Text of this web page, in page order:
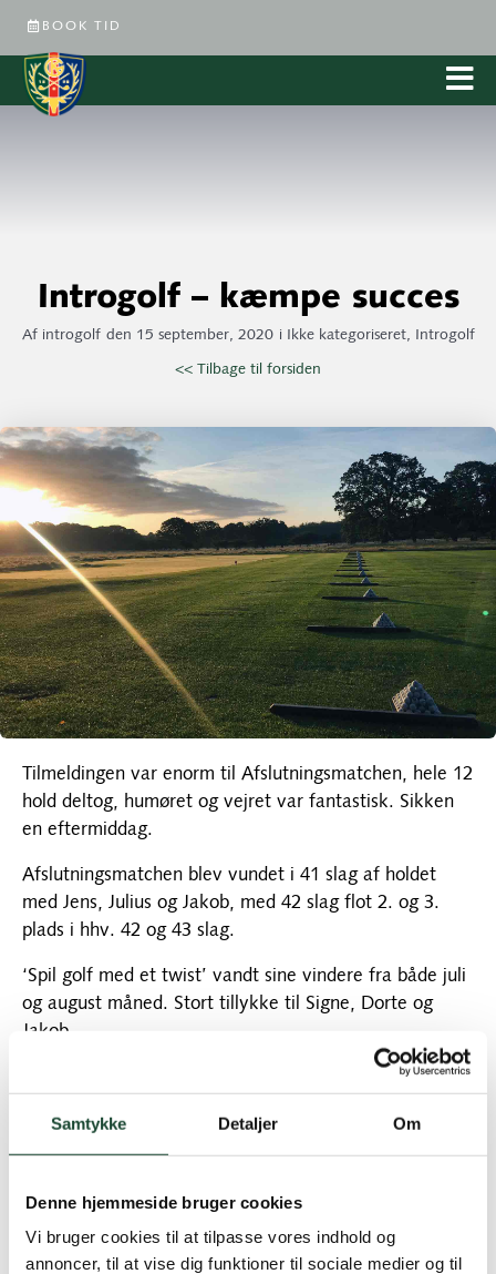
Samtykke Detaljer Om
Denne hjemmeside bruger cookies
Vi bruger cookies til at tilpasse vores indhold og
annoncer, til at vise dig funktioner til sociale medier og til
BOOK TID
Introgolf – kæmpe succes
Afintrogolf den 15 september, 2020 i Ikke kategoriseret, Introgolf
<< Tilbage til forsiden
Tilmeldingen var enorm til Afslutningsmatchen, hele 12
hold deltog, humøret og vejret var fantastisk. Sikken
en eftermiddag.
Afslutningsmatchen blev vundet i 41 slag af holdet
med Jens, Julius og Jakob, med 42 slag flot 2. og 3.
plads i hhv. 42 og 43 slag.
‘Spil golf med et twist’ vandt sine vindere fra både juli
og august måned. Stort tillykke til Signe, Dorte og
Jakob.
Tak til alle deltagere ……. se billederne fra dagen